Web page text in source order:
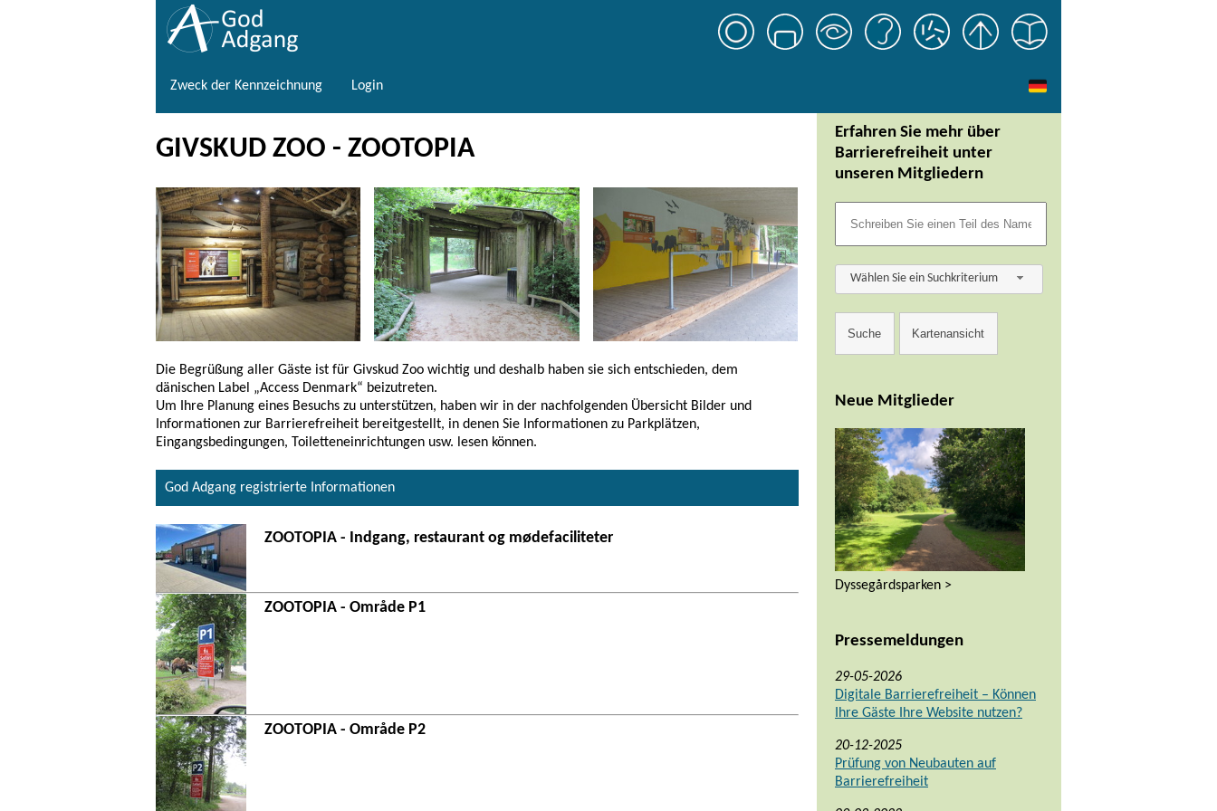
Zweck der Kennzeichnung Login
GIVSKUD ZOO - ZOOTOPIA
Die Begrüßung aller Gäste ist für Givskud Zoo wichtig und deshalb haben sie sich entschieden, dem
dänischen Label „Access Denmark“ beizutreten.
Um Ihre Planung eines Besuchs zu unterstützen, haben wir in der nachfolgenden Übersicht Bilder und
Informationen zur Barrierefreiheit bereitgestellt, in denen Sie Informationen zu Parkplätzen,
Eingangsbedingungen, Toiletteneinrichtungen usw. lesen können.
God Adgang registrierte Informationen
ZOOTOPIA - Indgang, restaurant og mødefaciliteter
ZOOTOPIA - Område P1
ZOOTOPIA - Område P2
Erfahren Sie mehr über
Barrierefreiheit unter
unseren Mitgliedern
Wählen Sie ein Suchkriterium
Neue Mitglieder
Dyssegårdsparken >
Pressemeldungen
29-05-2026
Digitale Barrierefreiheit – Können
Ihre Gäste Ihre Website nutzen?
20-12-2025
Prüfung von Neubauten auf
Barrierefreiheit